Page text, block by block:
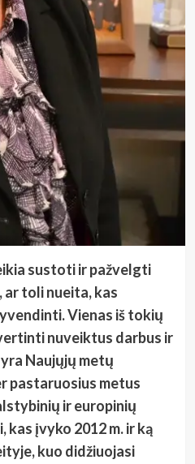
sustoti ir pažvelgti
toli nueita, kas
Vienas iš tokių
nuveiktus darbus ir
Naujųjų metų
pastaruosius metus
ir europinių
įvyko 2012 m. ir ką
kuo didžiuojasi